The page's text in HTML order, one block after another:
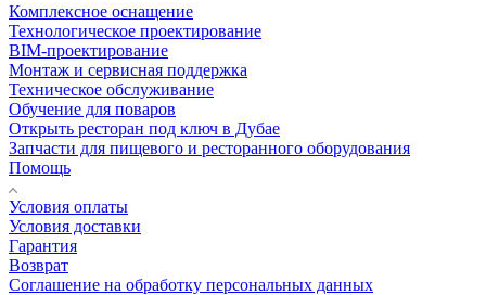
Комплексное оснащение
Технологическое проектирование
BIM-проектирование
Монтаж и сервисная поддержка
Техническое обслуживание
Обучение для поваров
Открыть ресторан под ключ в Дубае
Запчасти для пищевого и ресторанного оборудования
Помощь
Условия оплаты
Условия доставки
Гарантия
Возврат
Соглашение на обработку персональных данных